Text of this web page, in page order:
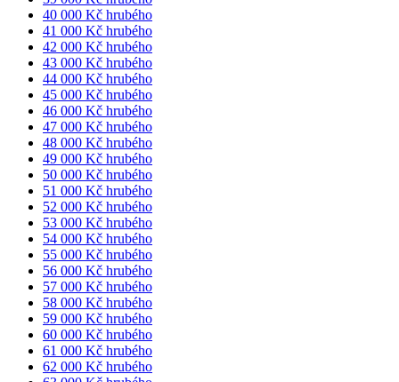
40 000 Kč hrubého
41 000 Kč hrubého
42 000 Kč hrubého
43 000 Kč hrubého
44 000 Kč hrubého
45 000 Kč hrubého
46 000 Kč hrubého
47 000 Kč hrubého
48 000 Kč hrubého
49 000 Kč hrubého
50 000 Kč hrubého
51 000 Kč hrubého
52 000 Kč hrubého
53 000 Kč hrubého
54 000 Kč hrubého
55 000 Kč hrubého
56 000 Kč hrubého
57 000 Kč hrubého
58 000 Kč hrubého
59 000 Kč hrubého
60 000 Kč hrubého
61 000 Kč hrubého
62 000 Kč hrubého